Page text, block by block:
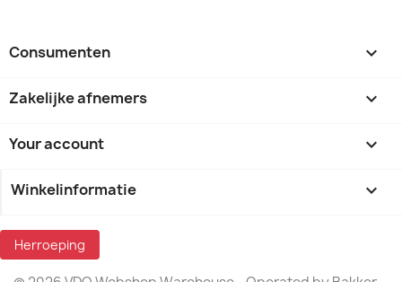
Consumenten 
Zakelijke afnemers 
Your account 
Winkelinformatie keyboard_arrow_down
Herroeping